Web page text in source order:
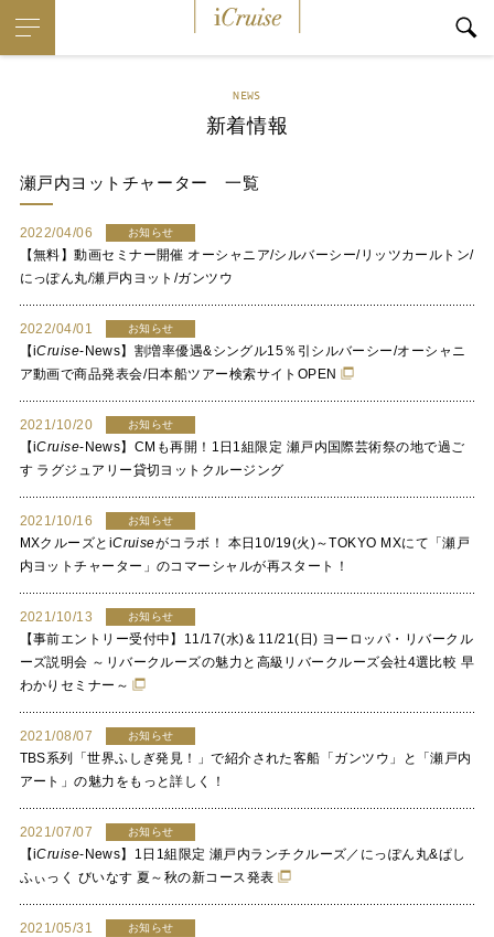
NEWS
新着情報
瀬戸内ヨットチャーター一覧
2022/04/06 お知らせ
【無料】動画セミナー開催 オーシャニア/シルバーシー/リッツカールトン/
にっぽん丸/瀬戸内ヨット/ガンツウ
2022/04/01 お知らせ
【iCruise-News】割増率優遇&シングル15％引シルバーシー/オーシャニ
ア動画で商品発表会/日本船ツアー検索サイトOPEN
2021/10/20 お知らせ
【iCruise-News】CMも再開！1日1組限定 瀬戸内国際芸術祭の地で過ご
す ラグジュアリー貸切ヨットクルージング
2021/10/16 お知らせ
MXクルーズと iCruiseがコラボ！ 本日10/19(火)～TOKYO MXにて「瀬戸
内ヨットチャーター」のコマーシャルが再スタート！
2021/10/13 お知らせ
【事前エントリー受付中】11/17(水)＆11/21(日) ヨーロッパ・リバークル
ーズ説明会 ～リバークルーズの魅力と高級リバークルーズ会社4選比較 早
わかりセミナー～
2021/08/07 お知らせ
TBS系列「世界ふしぎ発見！」で紹介された客船「ガンツウ」と「瀬戸内
アート」の魅力をもっと詳しく！
2021/07/07 お知らせ
【iCruise-News】1日1組限定 瀬戸内ランチクルーズ／にっぽん丸&ぱし
ふぃっく びいなす 夏～秋の新コース発表
2021/05/31 お知らせ